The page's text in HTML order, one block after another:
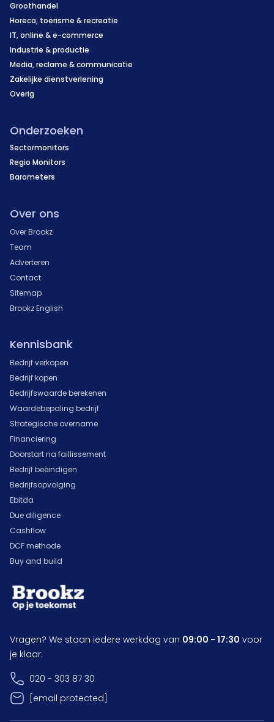
Groothandel
Horeca, toerisme & recreatie
IT, online & e-commerce
Industrie & productie
Media, reclame & communicatie
Zakelijke dienstverlening
Overig
Onderzoeken
Sectormonitors
Regio Monitors
Barometers
Over ons
Over Brookz
Team
Adverteren
Contact
Sitemap
Brookz English
Kennisbank
Bedrijf verkopen
Bedrijf kopen
Bedrijfswaarde berekenen
Waardebepaling bedrijf
Strategische overname
Financiering
Doorstart na faillissement
Bedrijf beëindigen
Bedrijfsopvolging
Ebitda
Due diligence
Cashflow
DCF methode
Buy and build
Vragen? We staan iedere werkdag van 09:00 - 17:30 voor
je klaar.
020 - 303 87 30
[email protected]